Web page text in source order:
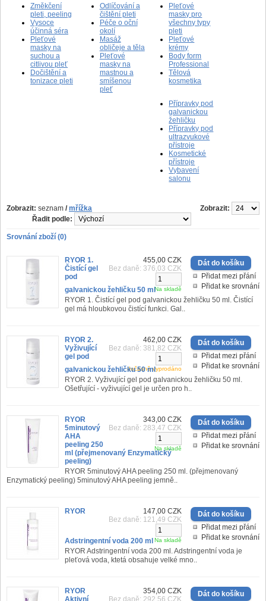
Změkčení
pleti, peeling
Vysoce
účinná séra
Pleťové
masky na
suchou a
citlivou pleť
Dočištění a
tonizace pleti
Odlíčování a
čištění pleti
Péče o oční
okolí
Masáž
obličeje a těla
Pleťové
masky na
mastnou a
smíšenou
pleť
Pleťové
masky pro
všechny typy
pleti
Pleťové
krémy
Body form
Professional
Tělová
kosmetika
Přípravky pod
galvanickou
žehličku
Přípravky pod
ultrazvukové
přístroje
Kosmetické
přístroje
Vybavení
salonu
Zobrazit: seznam / mřížka
Zobrazit:
Řadit podle:
Srovnání zboží (0)
Přidat mezi přání
Přidat ke srovnání
455,00 CZK
Bez daně: 376,03 CZK
Na skladě
RYOR 1.
Čistící gel
pod
galvanickou žehličku 50 ml
RYOR 1. Čistící gel pod galvanickou žehličku 50 ml. Čistící
gel má hloubkovou čistící funkci. Gal..
Přidat mezi přání
Přidat ke srovnání
462,00 CZK
Bez daně: 381,82 CZK
dočasně vyprodáno
RYOR 2.
Vyživující
gel pod
galvanickou žehličku 50 ml
RYOR 2. Vyživující gel pod galvanickou žehličku 50 ml.
Ošetřující - vyživující gel je určen pro h..
Přidat mezi přání
Přidat ke srovnání
343,00 CZK
Bez daně: 283,47 CZK
Na skladě
RYOR
5minutový
AHA
peeling 250
ml (přejmenovaný Enzymatický
peeling)
RYOR 5minutový AHA peeling 250 ml. (přejmenovaný
Enzymatický peeling) 5minutový AHA peeling jemně..
Přidat mezi přání
Přidat ke srovnání
147,00 CZK
Bez daně: 121,49 CZK
Na skladě
RYOR
Adstringentní voda 200 ml
RYOR Adstringentní voda 200 ml. Adstringentní voda je
pleťová voda, ktetá obsahuje velké mno..
354,00 CZK
Bez daně: 292,56 CZK
RYOR
Aktivní